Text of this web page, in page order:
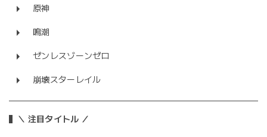
原神
鳴潮
ゼンレスゾーンゼロ
崩壊スターレイル
＼ 注目タイトル ／